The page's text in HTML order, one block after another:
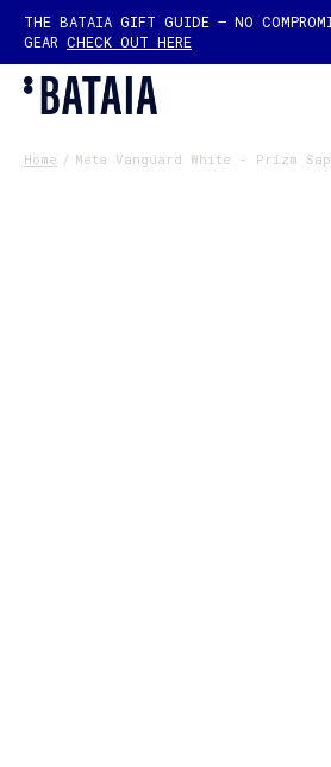
THE BATAIA GIFT GUIDE — NO
GEAR CHECK OUT HERE
Home / Meta Vanguard White - Prizm